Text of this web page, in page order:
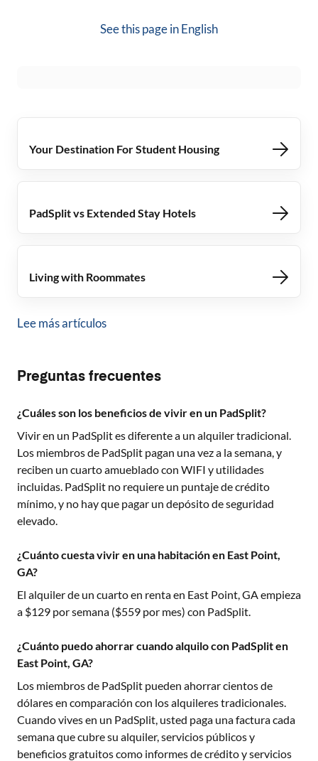
See this page inEnglish
Your Destination For Student Housing
PadSplit vs Extended Stay Hotels
Living with Roommates
Lee más artículos
Preguntas frecuentes
¿Cuáles son los beneficios de vivir en un PadSplit?
Vivir en un PadSplit es diferente a un alquiler tradicional.
Los miembros de PadSplit pagan una vez a la semana, y
reciben un cuarto amueblado con WIFI y utilidades
incluidas. PadSplit no requiere un puntaje de crédito
mínimo, y no hay que pagar un depósito de seguridad
elevado.
¿Cuánto cuesta vivir en una habitación en East Point,
GA?
El alquiler de un cuarto en renta en East Point, GAempieza
a $129 por semana ($559 por mes) con PadSplit.
¿Cuánto puedo ahorrar cuando alquilo con PadSplit en
East Point, GA?
Los miembros de PadSplit pueden ahorrar cientos de
dólares en comparación con los alquileres tradicionales.
Cuando vives en un PadSplit, usted paga una factura cada
semana que cubre su alquiler, servicios públicos y
beneficios gratuitos como informes de crédito y servicios